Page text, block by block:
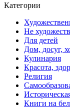
Категории
Не
Для детей
Дом, досуг,
Кулинария
Красота,
Религия
Книги на